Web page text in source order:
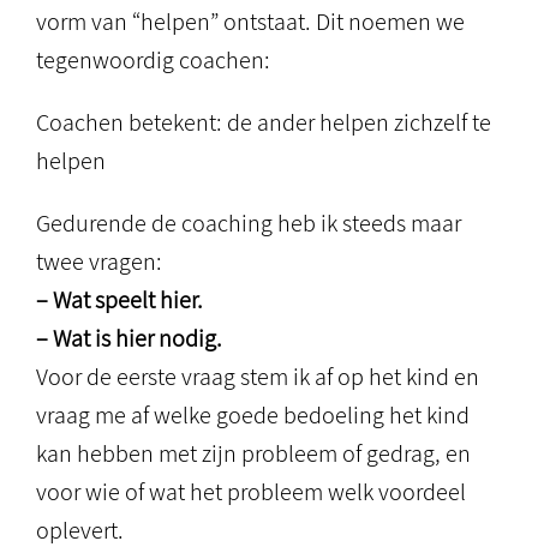
vorm van “helpen” ontstaat. Dit noemen we
tegenwoordig coachen:
Coachen betekent: de ander helpen zichzelf te
helpen
Gedurende de coaching heb ik steeds maar
twee vragen:
– Wat speelt hier.
– Wat is hier nodig.
Voor de eerste vraag stem ik af op het kind en
vraag me af welke goede bedoeling het kind
kan hebben met zijn probleem of gedrag, en
voor wie of wat het probleem welk voordeel
oplevert.